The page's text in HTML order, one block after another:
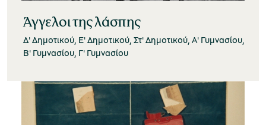
Άγγελοι της λάσπης
Δ' Δημοτικού, Ε' Δημοτικού, Στ' Δημοτικού, Α' Γυμνασίου,
Β' Γυμνασίου, Γ' Γυμνασίου